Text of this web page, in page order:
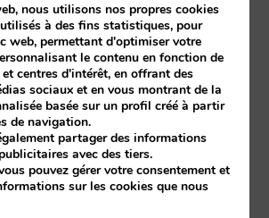
nous utilisons nos propres cookies
à des fins statistiques, pour
web, permettant d'optimiser votre
le contenu en fonction de
et centres d'intérêt, en offrant des
sociaux et en vous montrant de la
basée sur un profil créé à partir
de navigation.
partager des informations
avec des tiers.
pouvez gérer votre consentement et
sur les cookies que nous